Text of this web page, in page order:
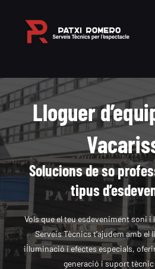
Serveis
Lloguer
Esdeveniments
Contacte
Carret
CA
Lloguer
Solucions de so
tipus
Vols que el teu esdeveniment soni i
Serveis Tècnics t’ajudem amb el
il·luminació i efectes especials,
generació i suport